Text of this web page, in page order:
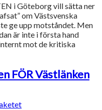
i Göteborg vill sätta ner
om Västsvenska
ge upp motståndet. Men
är inte i första hand
mot de kritiska
FÖR Västlänken